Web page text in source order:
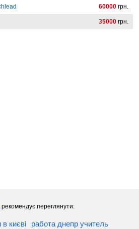
60000 грн.
35000 грн.
рекомендує переглянути:
києві
работа днепр учитель